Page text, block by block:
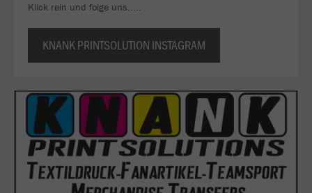
Klick rein und folge uns.....
KNANK PRINTSOLUTION INSTAGRAM